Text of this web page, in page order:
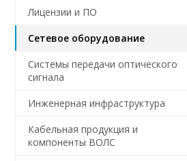
Лицензии и ПО
Сетевое оборудование
Системы передачи оптического
сигнала
Инженерная инфраструктура
Кабельная продукция и
компоненты ВОЛС